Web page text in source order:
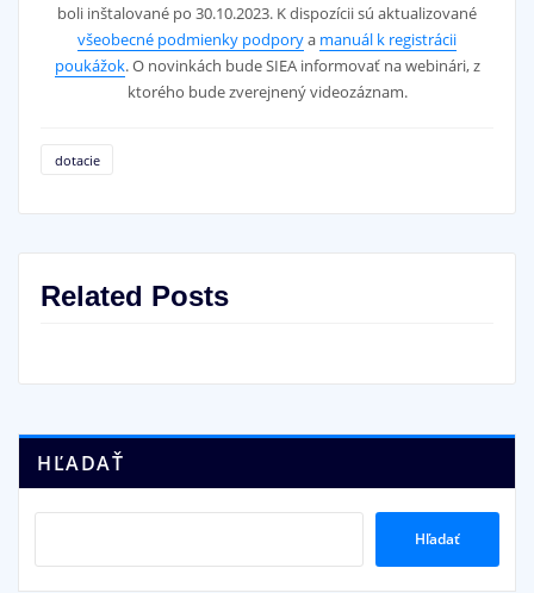
boli inštalované po 30.10.2023. K dispozícii sú aktualizované
všeobecné podmienky podporya manuál k registrácii
poukážok. O novinkách bude SIEA informovať na webinári, z
ktorého bude zverejnený videozáznam.
dotacie
Related Posts
HĽADAŤ
Hľadať